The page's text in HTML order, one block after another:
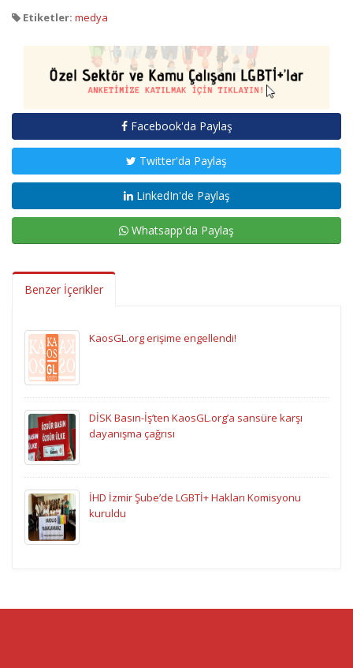
Etiketler: medya
Facebook'da Paylaş
Twitter'da Paylaş
LinkedIn'de Paylaş
Whatsapp'da Paylaş
Benzer İçerikler
KaosGL.org erişime engellendi!
DİSK Basın-İş’ten KaosGL.org’a sansüre karşı
dayanışma çağrısı
İHD İzmir Şube’de LGBTİ+ Hakları Komisyonu
kuruldu